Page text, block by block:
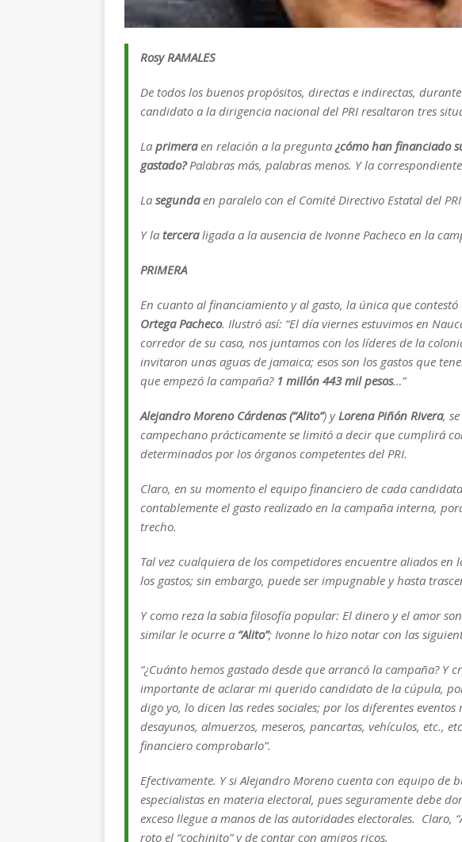
Rosy RAMALES
De todos los buenos propósitos, directas e indirectas,
candidato a la dirigencia nacional del PRI resaltaron tres
La primeraen relación a la pregunta ¿cómo han financiado
gastado?Palabras más, palabras menos. Y la
La segundaen paralelo con el Comité Directivo Estatal del
Y la terceraligada a la ausencia de Ivonne Pacheco en la
PRIMERA
En cuanto al financiamiento y al gasto, la única que
Ortega Pacheco. Ilustró así: “El día viernes estuvimos en
corredor de su casa, nos juntamos con los líderes de la
invitaron unas aguas de jamaica; esos son los gastos que
que empezó la campaña? 1 millón 443 mil pesos…”
Alejandro Moreno Cárdenas (“Alito”) y Lorena Piñón Rivera,
campechano prácticamente se limitó a decir que cumplirá
determinados por los órganos competentes del PRI.
Claro, en su momento el equipo financiero de cada
contablemente el gasto realizado en la campaña interna,
trecho.
Tal vez cualquiera de los competidores encuentre aliados
los gastos; sin embargo, puede ser impugnable y hasta
Y como reza la sabia filosofía popular: El dinero y el amor
similar le ocurre a “Alito”; Ivonne lo hizo notar con las
“¿Cuánto hemos gastado desde que arrancó la campaña? Y
importante de aclarar mi querido candidato de la cúpula,
digo yo, lo dicen las redes sociales; por los diferentes
desayunos, almuerzos, meseros, pancartas, vehículos, etc.,
financiero comprobarlo”.
Efectivamente. Y si Alejandro Moreno cuenta con equipo de
especialistas en materia electoral, pues seguramente debe
exceso llegue a manos de las autoridades electorales. Claro,
roto el “cochinito” y de contar con amigos ricos.